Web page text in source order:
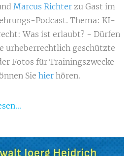
Marcus Richter zu Gast im
Podcast. Thema: KI-
Was ist erlaubt? - Dürfen
urheberrechtlich geschützte
Fotos für Trainingszwecke
Sie hier hören.